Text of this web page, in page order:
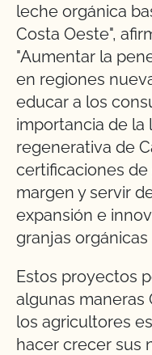
leche orgánica
Costa Oeste",
"Aumentar la
en regiones
educar a los
importancia de la
regenerativa de
certificaciones
margen y servir
expansión e
granjas orgánicas
Estos proyectos
algunas maneras
los agricultores
hacer crecer sus